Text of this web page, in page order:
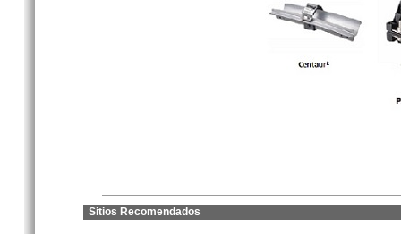
Sitios Recomendados